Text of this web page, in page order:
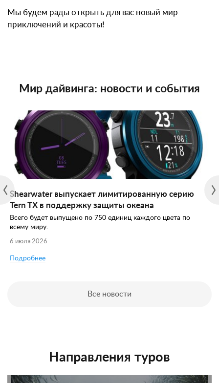
Мы будем рады открыть для вас новый мир
приключений и красоты!
Мир дайвинга: новости и события
Shearwater выпускает лимитированную серию
Tern TX в поддержку защиты океана
Всего будет выпущено по 750 единиц каждого цвета по
всему миру.
6 июля 2026
Подробнее
Все новости
Направления туров